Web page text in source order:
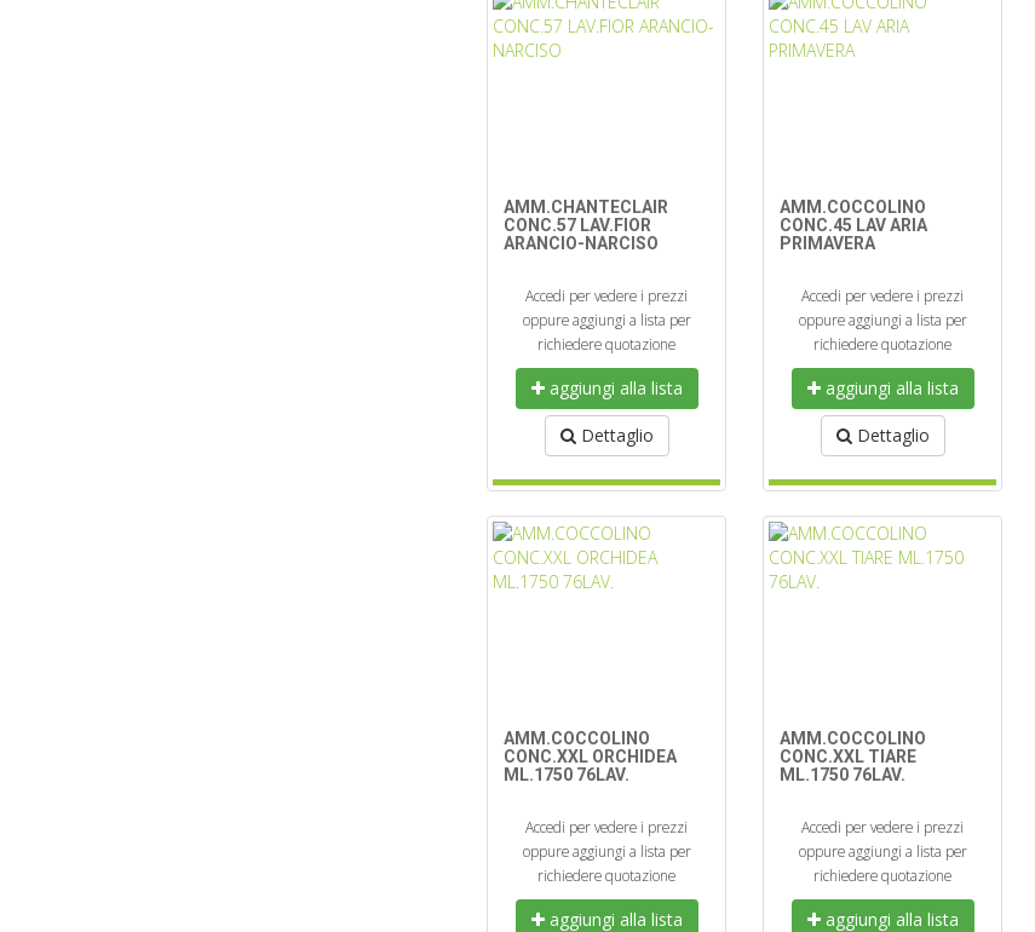
AMM.CHANTECLAIR
CONC.57 LAV.FIOR
ARANCIO-NARCISO
Accedi per vedere i prezzi
oppure aggiungi a lista per
richiedere quotazione
aggiungi alla lista
Dettaglio
AMM.COCCOLINO
CONC.45 LAV ARIA
PRIMAVERA
Accedi per vedere i prezzi
oppure aggiungi a lista per
richiedere quotazione
aggiungi alla lista
Dettaglio
AMM.COCCOLINO
CONC.XXL ORCHIDEA
ML.1750 76LAV.
Accedi per vedere i prezzi
oppure aggiungi a lista per
richiedere quotazione
aggiungi alla lista
AMM.COCCOLINO
CONC.XXL TIARE
ML.1750 76LAV.
Accedi per vedere i prezzi
oppure aggiungi a lista per
richiedere quotazione
aggiungi alla lista